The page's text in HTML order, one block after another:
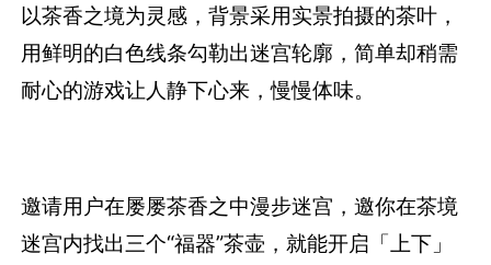
以茶香之境为灵感，背景采用实景拍摄的茶叶，
用鲜明的白色线条勾勒出迷宫轮廓，简单却稍需
耐心的游戏让人静下心来，慢慢体味。
邀请用户在屡屡茶香之中漫步迷宫，邀你在茶境
迷宫内找出三个“福器”茶壶，就能开启「上下」